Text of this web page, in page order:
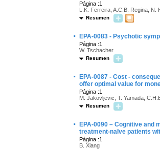
Página :1
L.K. Ferreira, A.C.B. Regina,
Resumen
· EPA-0083 - Psychotic
Página :1
W. Tschacher
Resumen
·
EPA-0087 - Cost -
offer optimal value for
Página :1
M. Jakovljevic, T. Yamada,
Resumen
·
EPA-0090 – Cognitive
treatment-naïve patients
Página :1
B. Xiang